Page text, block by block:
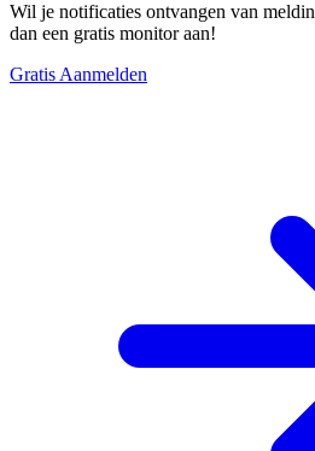
Wil je notificaties ontvangen van
dan een gratis monitor aan!
Gratis Aanmelden